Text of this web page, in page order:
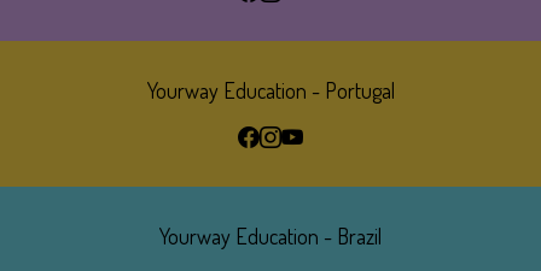
Yourway Education - Portugal
Yourway Education - Brazil